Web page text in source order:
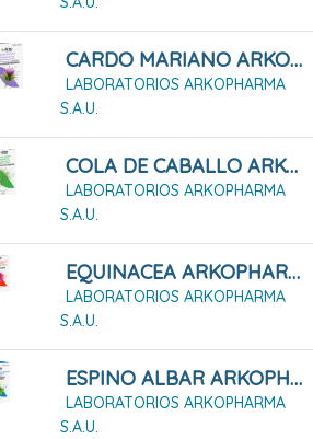
CARDO MARIANO ARKOPHARMA 84 CÁPSULAS DURAS
LABORATORIOS ARKOPHARMA
S.A.U.
COLA DE CABALLO ARKOPHARMA 200 Cápsulas Duras
LABORATORIOS ARKOPHARMA
S.A.U.
EQUINACEA ARKOPHARMA 100 CÁPSULAS DURAS
LABORATORIOS ARKOPHARMA
S.A.U.
ESPINO ALBAR ARKOPHARMA 84 CÁPSULAS DURAS
LABORATORIOS ARKOPHARMA
S.A.U.